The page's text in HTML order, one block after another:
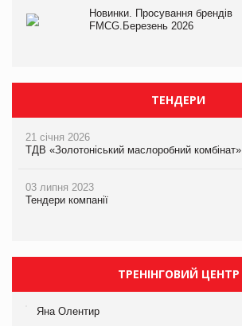
Новинки. Просування брендів
FMCG.Березень 2026
ТЕНДЕРИ
21 січня 2026
ТДВ «Золотоніський маслоробний комбінат»
03 липня 2023
Тендери компанії
ТРЕНІНГОВИЙ ЦЕНТР
Яна Олентир